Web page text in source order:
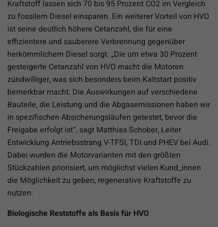
Kraftstoff lassen sich 70 bis 95 Prozent CO2 im Vergleich
zu fossilem Diesel einsparen. Ein weiterer Vorteil von HVO
ist seine deutlich höhere Cetanzahl, die für eine
effizientere und sauberere Verbrennung gegenüber
herkömmlichem Diesel sorgt. „Die um etwa 30 Prozent
gesteigerte Cetanzahl von HVO macht die Motoren
zündwilliger, was sich besonders beim Kaltstart positiv
bemerkbar macht. Die Auswirkungen auf verschiedene
Bauteile, die Leistung und die Abgasemissionen haben wir
in spezifischen Absicherungsläufen getestet, bevor die
Freigabe erfolgt ist“, sagt Matthias Schober, Leiter
Entwicklung Antriebsstrang V-TFSI, TDI und PHEV bei Audi.
Dabei wurden die Motorvarianten mit den größten
Stückzahlen priorisiert, um möglichst vielen Kund_innen
die Möglichkeit zu geben, regenerative Kraftstoffe zu
nutzen.
Biologische Reststoffe als Basis für HVO